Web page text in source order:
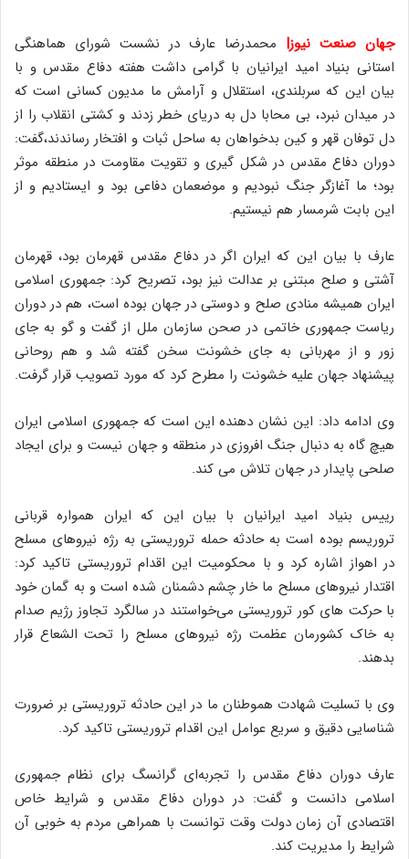
جهان صنعت نیوز| محمدرضا عارف در نشست شورای هماهنگی
استانی بنیاد امید ایرانیان با گرامی داشت هفته دفاع مقدس و با
بیان این که سربلندی، استقلال و آرامش ما مدیون کسانی است که
در میدان نبرد، بی محابا دل به دریای خطر زدند و کشتی انقلاب را از
دل توفان قهر و کین بدخواهان به ساحل ثبات و افتخار رساندند،گفت:
دوران دفاع مقدس در شکل گیری و تقویت مقاومت در منطقه موثر
بود؛ ما آغازگر جنگ نبودیم و موضعمان دفاعی بود و ایستادیم و از
این بابت شرمسار هم نیستیم.
عارف با بیان این که ایران اگر در دفاع مقدس قهرمان بود، قهرمان
آشتی و صلح مبتنی بر عدالت نیز بود، تصریح کرد: جمهوری اسلامی
ایران همیشه منادی صلح و دوستی در جهان بوده است، هم در دوران
ریاست جمهوری خاتمی در صحن سازمان ملل از گفت و گو به جای
زور و از مهربانی به جای خشونت سخن گفته شد و هم روحانی
پیشنهاد جهان علیه خشونت را مطرح کرد که مورد تصویب قرار گرفت.
وی ادامه داد: این نشان دهنده این است که جمهوری اسلامی ایران
هیچ گاه به دنبال جنگ افروزی در منطقه و جهان نیست و برای ایجاد
صلحی پایدار در جهان تلاش می کند.
رییس بنیاد امید ایرانیان با بیان این که ایران همواره قربانی
تروریسم بوده است به حادثه حمله تروریستی به رژه نیروهای مسلح
در اهواز اشاره کرد و با محکومیت این اقدام تروریستی تاکید کرد:
اقتدار نیروهای مسلح ما خار چشم دشمنان شده است و به گمان خود
با حرکت های کور تروریستی می‌خواستند در سالگرد تجاوز رژیم صدام
به خاک کشورمان عظمت رژه نیروهای مسلح را تحت الشعاع قرار
بدهند.
وی با تسلیت شهادت هموطنان ما در این حادثه تروریستی بر ضرورت
شناسایی دقیق و سریع عوامل این اقدام تروریستی تاکید کرد.
عارف دوران دفاع مقدس را تجربه‌ای گرانسگ برای نظام جمهوری
اسلامی دانست و گفت: در دوران دفاع مقدس و شرایط خاص
اقتصادی آن زمان دولت وقت توانست با همراهی مردم به خوبی آن
شرایط را مدیریت کند.